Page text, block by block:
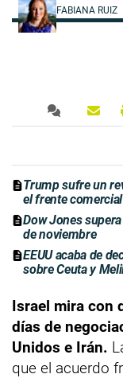
FABIANA RUIZ
Trump sufre un
el frente
Dow Jones
de noviembre
EEUU acaba de
sobre Ceuta y
Israel mira con
días de
Unidos e Irán.
que el acuerdo